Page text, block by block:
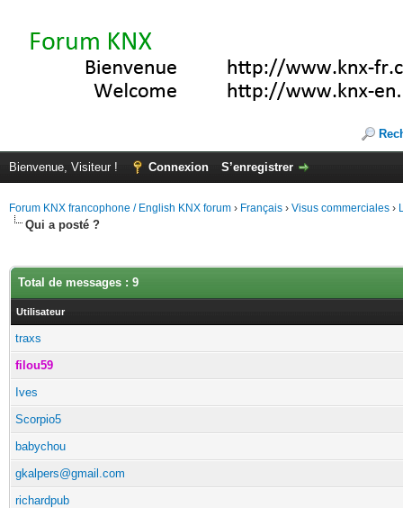
Bienvenue, Visiteur ! Connexion S’enregistrer
Forum KNX francophone / English KNX forum › Français › Visus commerciales ›
Qui a posté ?
Total de messages : 9
Utilisateur
traxs
filou59
Ives
Scorpio5
babychou
gkalpers@gmail.com
richardpub